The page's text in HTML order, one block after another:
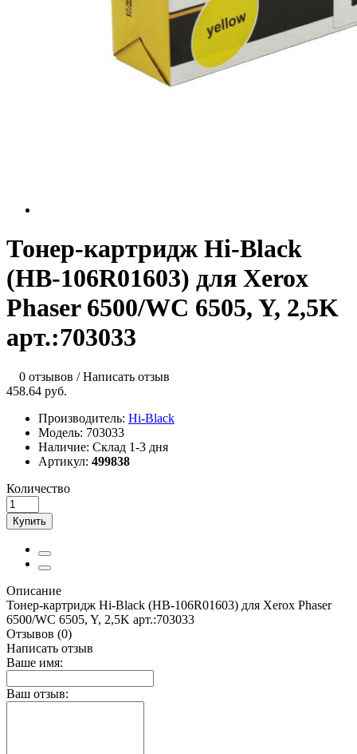
Тонер-картридж Hi-Black
(HB-106R01603) для Xerox
Phaser 6500/WC 6505, Y, 2,5K
арт.:703033
0 отзывов /Написать отзыв
458.64 руб.
Производитель: Hi-Black
Модель: 703033
Наличие: Склад 1-3 дня
Артикул: 499838
Количество
Купить
Описание
Тонер-картридж Hi-Black (HB-106R01603) для Xerox Phaser
6500/WC 6505, Y, 2,5K арт.:703033
Отзывов (0)
Написать отзыв
Ваше имя:
Ваш отзыв: